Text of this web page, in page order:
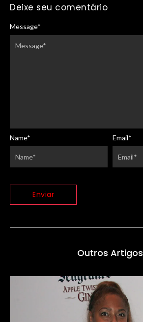
Deixe seu comentário
Message*
Name* Email*
Outros Artigos